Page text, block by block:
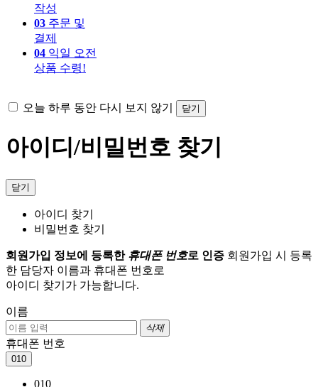
작성
03 주문 및
결제
04 익일 오전
상품 수령!
오늘 하루 동안 다시 보지 않기 닫기
아이디/비밀번호 찾기
닫기
아이디 찾기
비밀번호 찾기
회원가입 정보에 등록한 휴대폰 번호로 인증 회원가입 시 등록
한 담당자 이름과 휴대폰 번호로
아이디 찾기가 가능합니다.
이름
삭제
휴대폰 번호
010
010